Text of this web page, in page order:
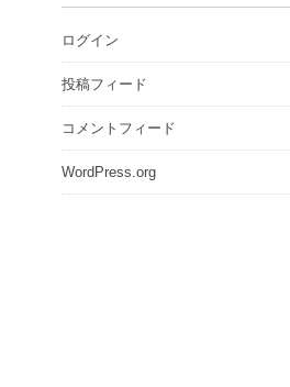
ログイン
投稿フィード
コメントフィード
WordPress.org